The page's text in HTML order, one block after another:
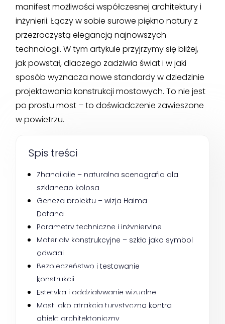
manifest możliwości współczesnej architektury i
inżynierii. Łączy w sobie surowe piękno natury z
przezroczystą elegancją najnowszych
technologii. W tym artykule przyjrzymy się bliżej,
jak powstał, dlaczego zadziwia świat i w jaki
sposób wyznacza nowe standardy w dziedzinie
projektowania konstrukcji mostowych. To nie jest
po prostu most – to doświadczenie zawieszone
w powietrzu.
Spis treści
Zhangjiajie – naturalna scenografia dla
szklanego kolosa
Geneza projektu – wizja Haima
Dotana
Parametry techniczne i inżynieryjne
Materiały konstrukcyjne – szkło jako symbol
odwagi
Bezpieczeństwo i testowanie
konstrukcji
Estetyka i oddziaływanie wizualne
Most jako atrakcja turystyczna kontra
obiekt architektoniczny